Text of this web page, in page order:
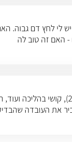
לי לחץ דם גבוה.
- האם זה טוב לה